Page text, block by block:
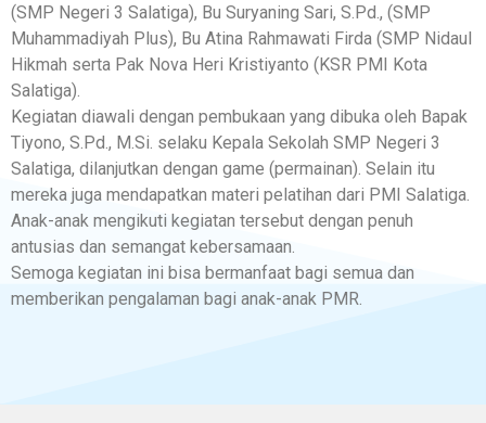
(SMP Negeri 3 Salatiga), Bu Suryaning Sari, S.Pd., (SMP
Muhammadiyah Plus), Bu Atina Rahmawati Firda (SMP Nidaul
Hikmah serta Pak Nova Heri Kristiyanto (KSR PMI Kota
Salatiga).
Kegiatan diawali dengan pembukaan yang dibuka oleh Bapak
Tiyono, S.Pd., M.Si. selaku Kepala Sekolah SMP Negeri 3
Salatiga, dilanjutkan dengan game (permainan). Selain itu
mereka juga mendapatkan materi pelatihan dari PMI Salatiga.
Anak-anak mengikuti kegiatan tersebut dengan penuh
antusias dan semangat kebersamaan.
Semoga kegiatan ini bisa bermanfaat bagi semua dan
memberikan pengalaman bagi anak-anak PMR.